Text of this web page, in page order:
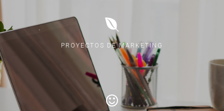
PROYECTOS DE MARKETING